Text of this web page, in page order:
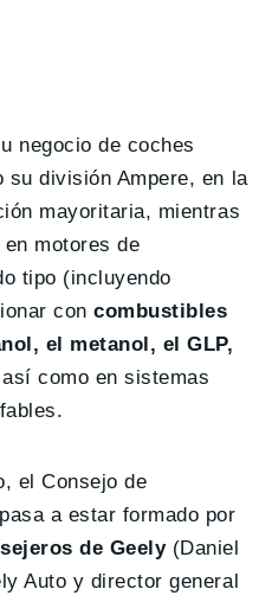
negocio de coches
división Ampere, en la
mayoritaria, mientras
motores de
tipo (incluyendo
concombustibles
el metanol, el GLP,
como en sistemas
el Consejo de
a estar formado por
de Geely(Daniel
Auto y director general